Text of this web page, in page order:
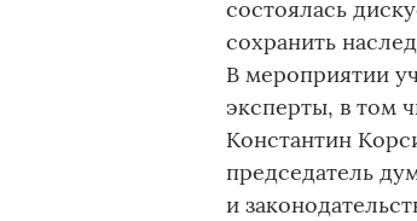
состоялась
сохранить
В мероприятии
эксперты, в том
Константин
председатель
и